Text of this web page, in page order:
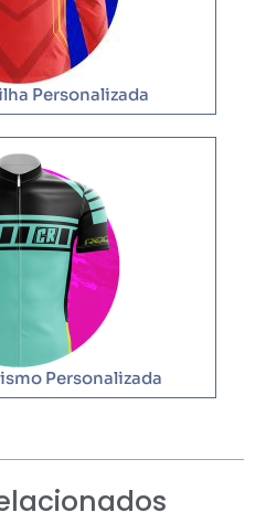
Personalizada
Personalizada